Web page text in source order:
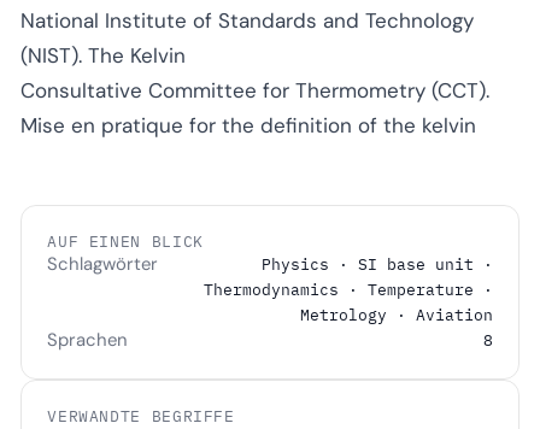
National Institute of Standards and Technology
(NIST). The Kelvin
Consultative Committee for Thermometry (CCT).
Mise en pratique for the definition of the kelvin
AUF EINEN BLICK
Schlagwörter
Physics · SI base unit ·
Thermodynamics · Temperature ·
Metrology · Aviation
Sprachen 8
VERWANDTE BEGRIFFE